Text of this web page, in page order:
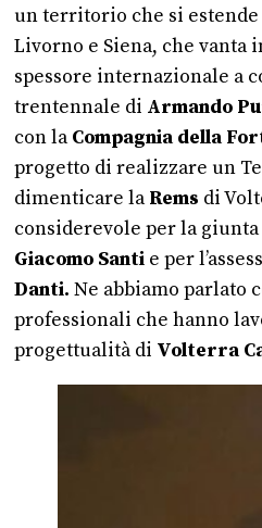
un territorio che si
Livorno e Siena, che
spessore internazionale a
trentennale di Armando
con laCompagnia della
progetto di realizzare un
dimenticare laRems di
considerevole per la
Giacomo Santi e per
Danti. Ne abbiamo parlato
professionali che hanno
progettualità di Volterra